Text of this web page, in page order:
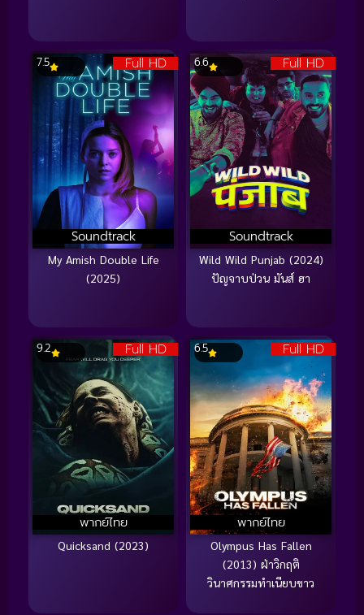
Full HD
Soundtrack
7.5
My Amish Double Life
(2025)
Full HD
Soundtrack
6.6
Wild Wild Punjab (2024)
ปัญจาบป่วน มันส์ ฮา
Full HD
พากย์ไทย
9.2
Quicksand (2023)
Full HD
พากย์ไทย
6.5
Olympus Has Fallen
(2013) ฝ่าวิกฤติ
วินาศกรรมทำเนียบขาว